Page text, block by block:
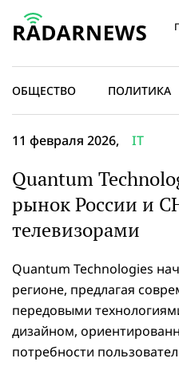
ОБЩЕСТВО ПОЛИТИКА
11 февраля 2026, IT
Quantum
рынок России и
телевизорами
Quantum Technologies
регионе, предлагая
передовыми
дизайном,
потребности